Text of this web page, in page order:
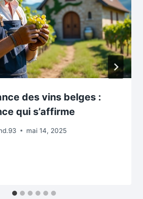
des vins belges :
qui s’affirme
mai 14, 2025